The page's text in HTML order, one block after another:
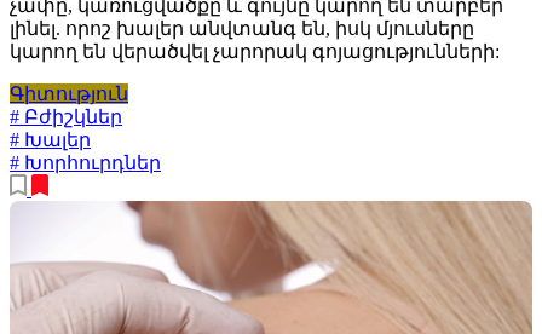
չափը, կառուցվածքը և գույնը կարող են տարբեր
լինել. որոշ խալեր անվտանգ են, իսկ մյուսները
կարող են վերածվել չարորակ գոյացությունների:
Գիտություն
# Բժիշկներ
# Խալեր
# Խորհուրդներ